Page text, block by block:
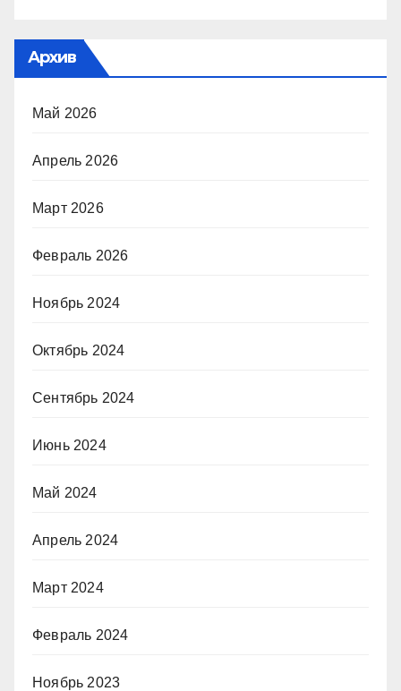
Архив
Май 2026
Апрель 2026
Март 2026
Февраль 2026
Ноябрь 2024
Октябрь 2024
Сентябрь 2024
Июнь 2024
Май 2024
Апрель 2024
Март 2024
Февраль 2024
Ноябрь 2023